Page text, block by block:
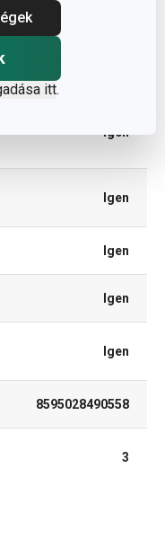
itt.
Igen
Igen
Igen
Igen
Igen
8595028490558
3